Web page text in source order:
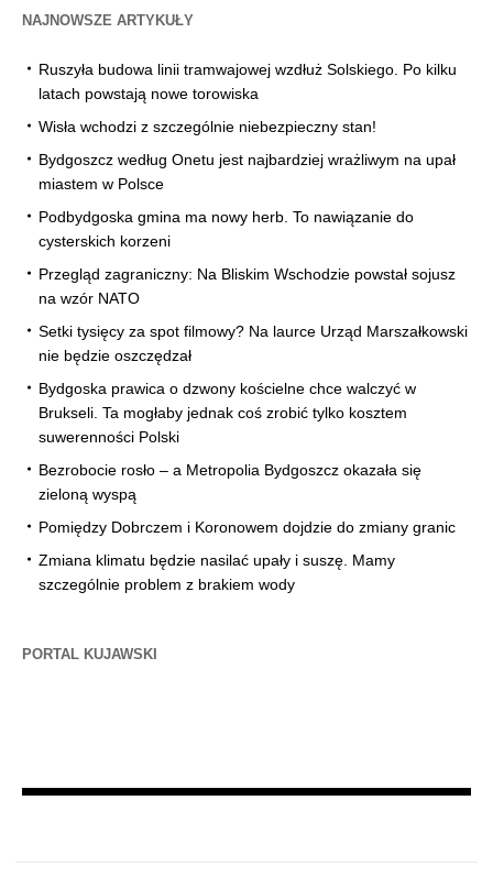
NAJNOWSZE ARTYKUŁY
Ruszyła budowa linii tramwajowej wzdłuż Solskiego. Po kilku
latach powstają nowe torowiska
Wisła wchodzi z szczególnie niebezpieczny stan!
Bydgoszcz według Onetu jest najbardziej wrażliwym na upał
miastem w Polsce
Podbydgoska gmina ma nowy herb. To nawiązanie do
cysterskich korzeni
Przegląd zagraniczny: Na Bliskim Wschodzie powstał sojusz
na wzór NATO
Setki tysięcy za spot filmowy? Na laurce Urząd Marszałkowski
nie będzie oszczędzał
Bydgoska prawica o dzwony kościelne chce walczyć w
Brukseli. Ta mogłaby jednak coś zrobić tylko kosztem
suwerenności Polski
Bezrobocie rosło – a Metropolia Bydgoszcz okazała się
zieloną wyspą
Pomiędzy Dobrczem i Koronowem dojdzie do zmiany granic
Zmiana klimatu będzie nasilać upały i suszę. Mamy
szczególnie problem z brakiem wody
PORTAL KUJAWSKI